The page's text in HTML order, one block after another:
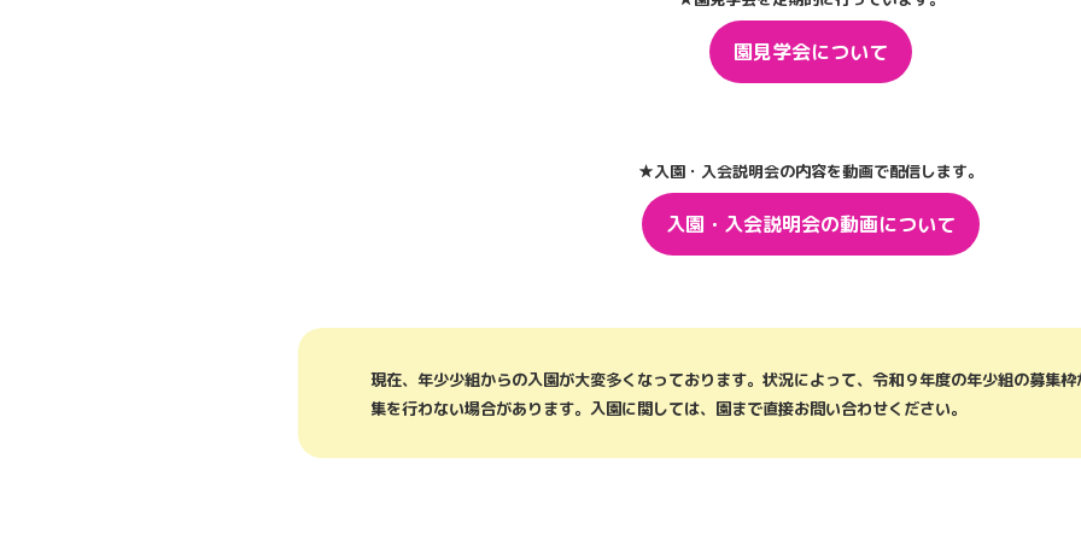
園見学会について
★入園・入会説明会の内容を動画で配信します。
入園・入会説明会の動画について
現在、年少少組からの入園が大変多くなっております。状況によって、令和９年度の年少組の募集
集を行わない場合があります。入園に関しては、園まで直接お問い合わせください。